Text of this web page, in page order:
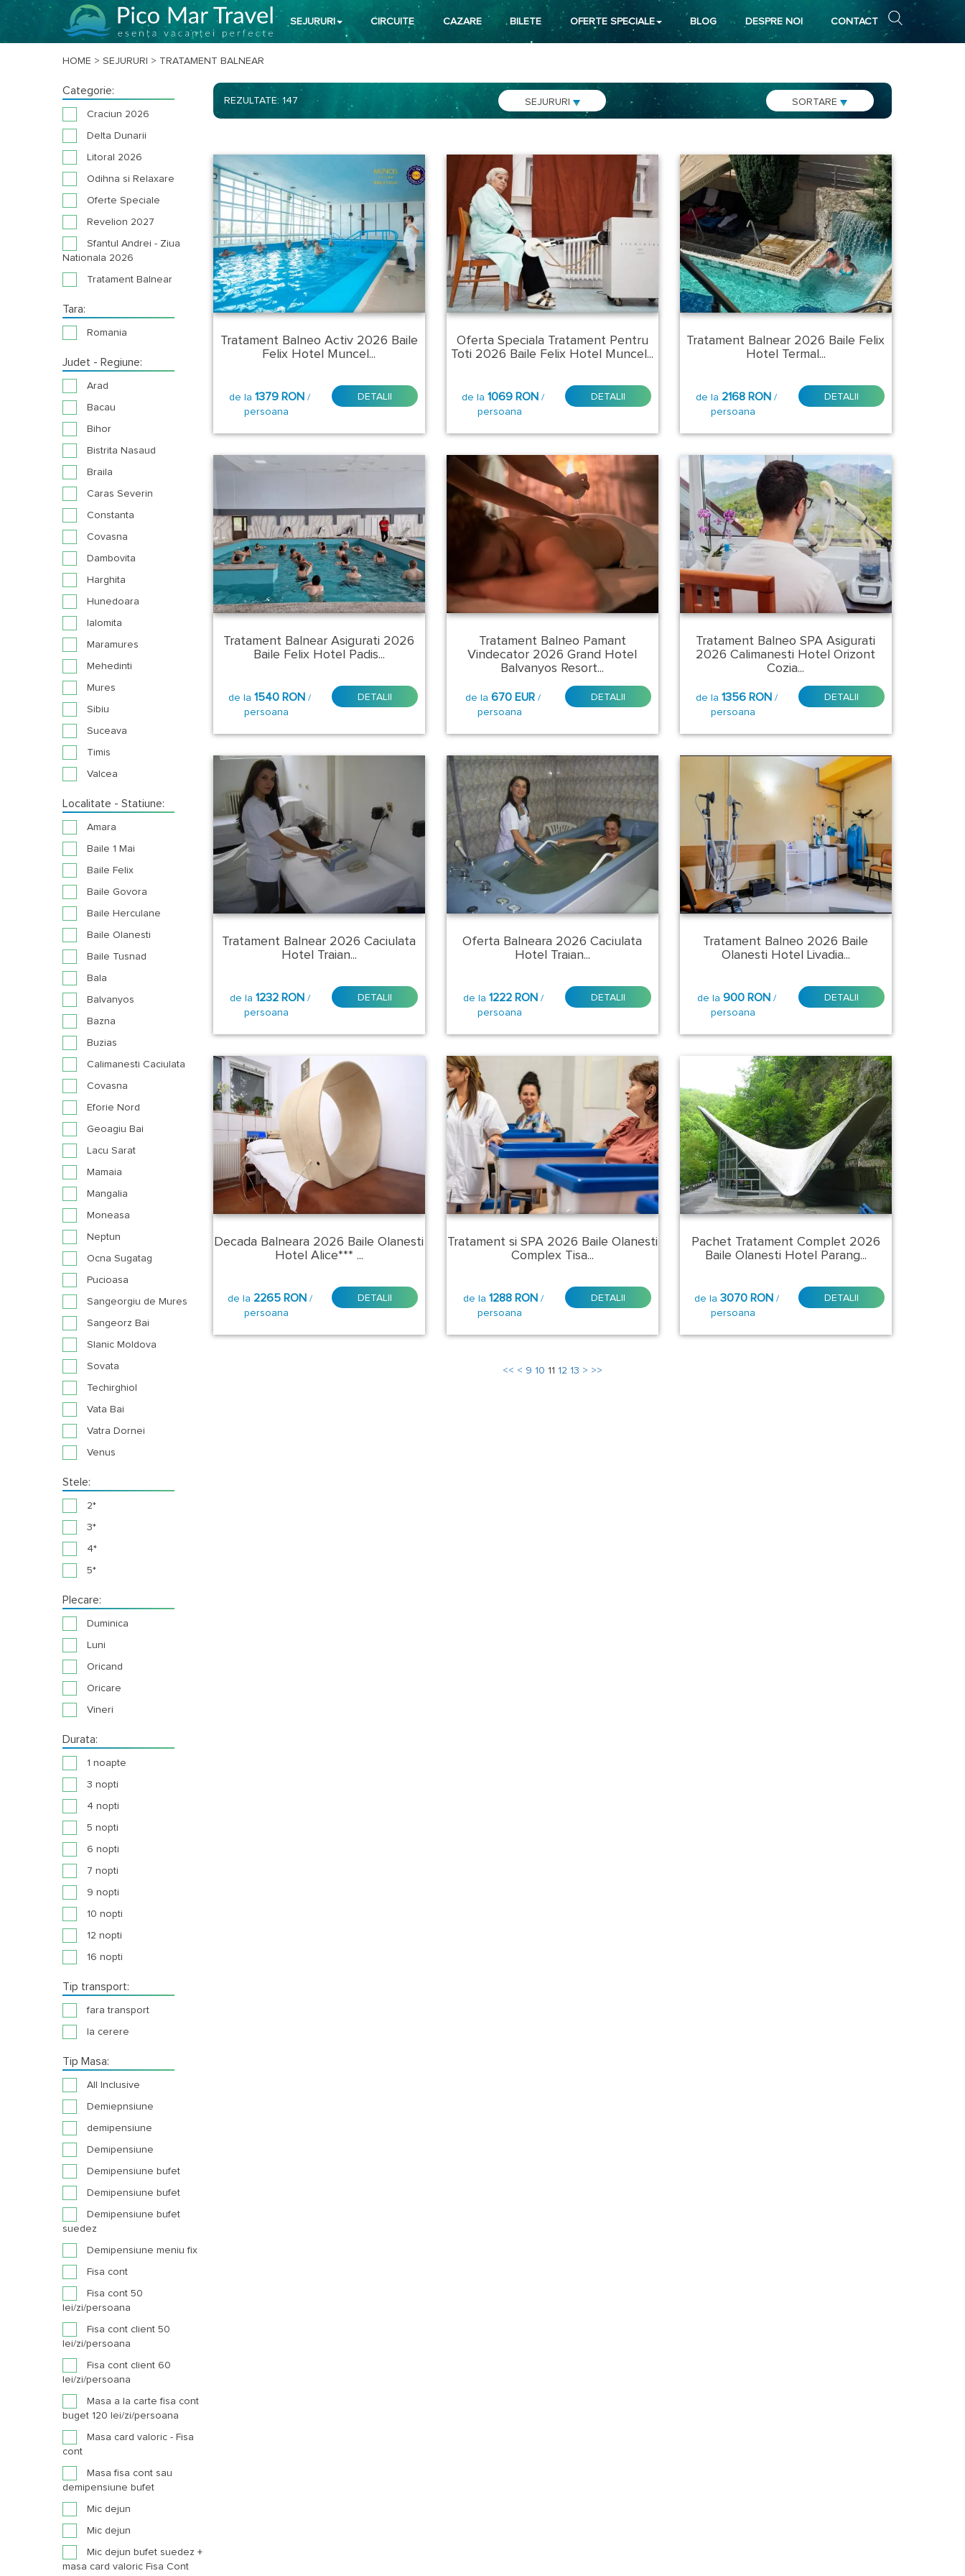
SEJURURI CIRCUITE CAZARE BILETE OFERTE SPECIALE BLOG DESPRE NOI CONTACT
HOME > SEJURURI > TRATAMENT BALNEAR
Categorie:
Craciun 2026
Delta Dunarii
Litoral 2026
Odihna si Relaxare
Oferte Speciale
Revelion 2027
Sfantul Andrei - Ziua
Nationala 2026
Tratament Balnear
Tara:
Romania
Judet - Regiune:
Arad
Bacau
Bihor
Bistrita Nasaud
Braila
Caras Severin
Constanta
Covasna
Dambovita
Harghita
Hunedoara
Ialomita
Maramures
Mehedinti
Mures
Sibiu
Suceava
Timis
Valcea
Localitate - Statiune:
Amara
Baile 1 Mai
Baile Felix
Baile Govora
Baile Herculane
Baile Olanesti
Baile Tusnad
Bala
Balvanyos
Bazna
Buzias
Calimanesti Caciulata
Covasna
Eforie Nord
Geoagiu Bai
Lacu Sarat
Mamaia
Mangalia
Moneasa
Neptun
Ocna Sugatag
Pucioasa
Sangeorgiu de Mures
Sangeorz Bai
Slanic Moldova
Sovata
Techirghiol
Vata Bai
Vatra Dornei
Venus
Stele:
2*
3*
4*
5*
Plecare:
Duminica
Luni
Oricand
Oricare
Vineri
Durata:
1 noapte
3 nopti
4 nopti
5 nopti
6 nopti
7 nopti
9 nopti
10 nopti
12 nopti
16 nopti
Tip transport:
fara transport
la cerere
Tip Masa:
All Inclusive
Demiepnsiune
demipensiune
Demipensiune
Demipensiune bufet
Demipensiune bufet
Demipensiune bufet
suedez
Demipensiune meniu fix
Fisa cont
Fisa cont 50
lei/zi/persoana
Fisa cont client 50
lei/zi/persoana
Fisa cont client 60
lei/zi/persoana
Masa a la carte fisa cont
buget 120 lei/zi/persoana
Masa card valoric - Fisa
cont
Masa fisa cont sau
demipensiune bufet
Mic dejun
Mic dejun
Mic dejun bufet suedez +
masa card valoric Fisa Cont
REZULTATE: 147 SEJURURI SORTARE
Tratament Balneo Activ 2026 Baile
Felix Hotel Muncel...
de la1379 RON /
persoana
DETALII
Oferta Speciala Tratament Pentru
Toti 2026 Baile Felix Hotel Muncel...
de la1069 RON /
persoana
DETALII
Tratament Balnear 2026 Baile Felix
Hotel Termal...
de la 2168 RON /
persoana
DETALII
Tratament Balnear Asigurati 2026
Baile Felix Hotel Padis...
de la1540 RON /
persoana
DETALII
Tratament Balneo Pamant
Vindecator 2026 Grand Hotel
Balvanyos Resort...
de la670 EUR /
persoana
DETALII
Tratament Balneo SPA Asigurati
2026 Calimanesti Hotel Orizont
Cozia...
de la 1356 RON /
persoana
DETALII
Tratament Balnear 2026 Caciulata
Hotel Traian...
de la 1232 RON /
persoana
DETALII
Oferta Balneara 2026 Caciulata
Hotel Traian...
de la 1222 RON /
persoana
DETALII
Tratament Balneo 2026 Baile
Olanesti Hotel Livadia...
de la 900 RON /
persoana
DETALII
Decada Balneara 2026 Baile Olanesti
Hotel Alice*** ...
de la 2265 RON /
persoana
DETALII
Tratament si SPA 2026 Baile Olanesti
Complex Tisa...
de la 1288 RON /
persoana
DETALII
Pachet Tratament Complet 2026
Baile Olanesti Hotel Parang...
de la 3070 RON /
persoana
DETALII
<< < 9 10 11 12 13 > >>